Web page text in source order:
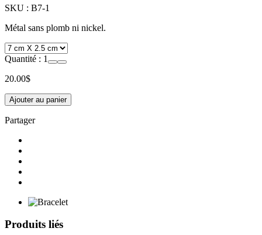
SKU : B7-1
Métal sans plomb ni nickel.
Quantité : 1
20.00$
Ajouter au panier
Partager
Produits liés